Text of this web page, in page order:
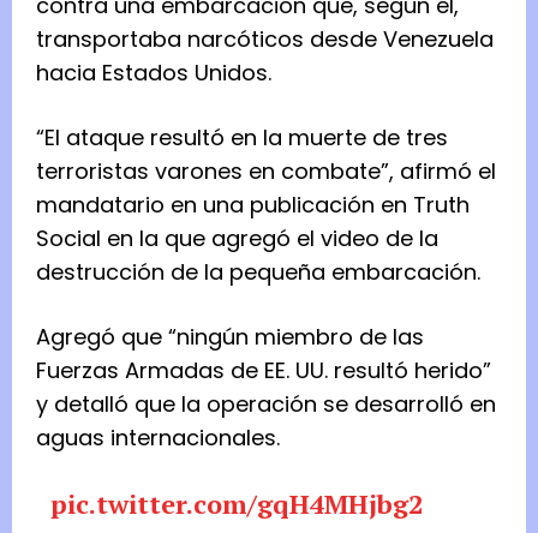
transportaba narcóticos desde Venezuela
hacia Estados Unidos.
“El ataque resultó en la muerte de tres
terroristas varones en combate”, afirmó el
mandatario en una publicación en Truth
Social en la que agregó el video de la
destrucción de la pequeña embarcación.
Agregó que “ningún miembro de las
Fuerzas Armadas de EE. UU. resultó herido”
y detalló que la operación se desarrolló en
aguas internacionales.
pic.twitter.com/gqH4MHjbg2